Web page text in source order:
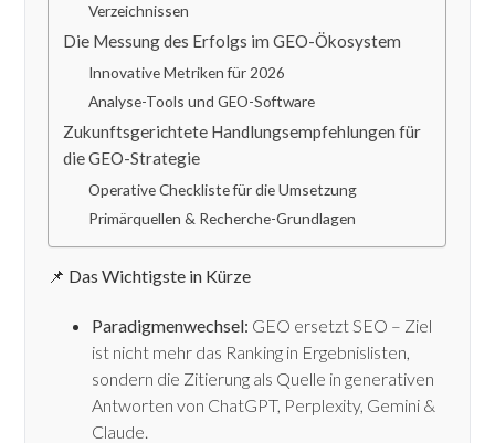
Verzeichnissen
Die Messung des Erfolgs im GEO-Ökosystem
Innovative Metriken für 2026
Analyse-Tools und GEO-Software
Zukunftsgerichtete Handlungsempfehlungen für
die GEO-Strategie
Operative Checkliste für die Umsetzung
Primärquellen & Recherche-Grundlagen
📌 Das Wichtigste in Kürze
Paradigmenwechsel: GEO ersetzt SEO – Ziel
ist nicht mehr das Ranking in Ergebnislisten,
sondern die Zitierung als Quelle in generativen
Antworten von ChatGPT, Perplexity, Gemini &
Claude.